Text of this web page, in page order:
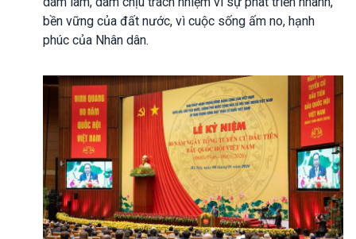
bền vững của đất nước, vì cuộc sống ấm no, hạnh
phúc của Nhân dân.